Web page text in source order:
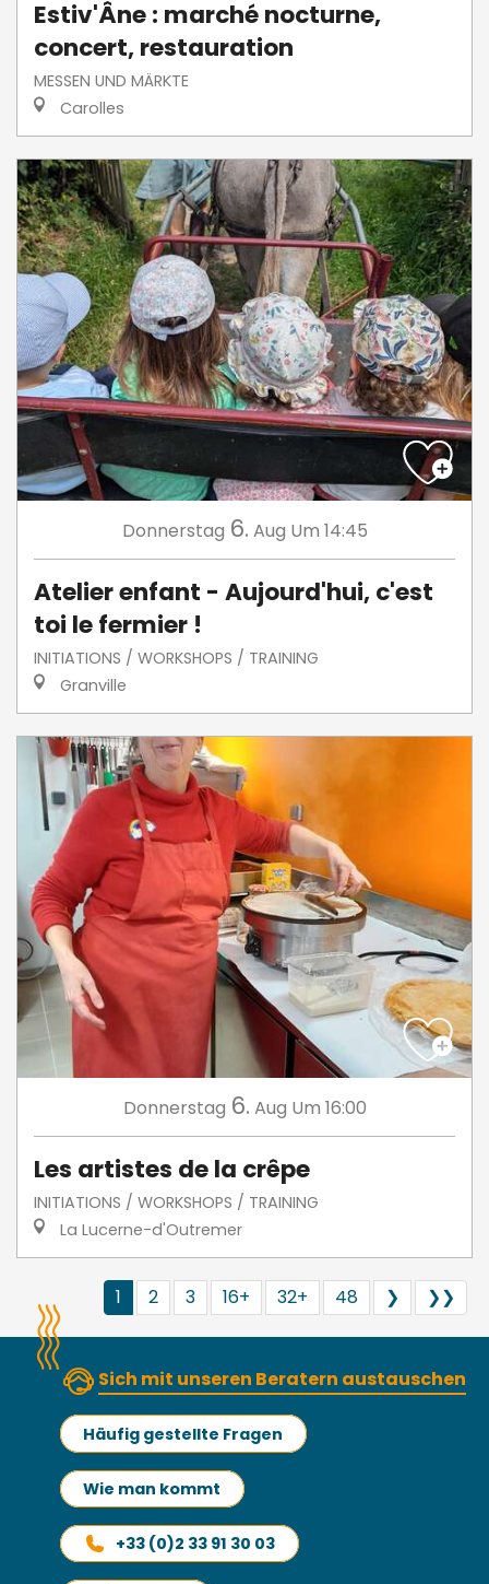
Estiv'Âne : marché nocturne,
concert, restauration
MESSEN UND MÄRKTE
Carolles
Donnerstag 6. Aug Um 14:45
Atelier enfant - Aujourd'hui, c'est
toi le fermier !
INITIATIONS / WORKSHOPS / TRAINING
Granville
Donnerstag 6. Aug Um 16:00
Les artistes de la crêpe
INITIATIONS / WORKSHOPS / TRAINING
La Lucerne-d'Outremer
1 2 3 16+ 32+ 48 ❯ ❯❯
Sich mit unseren Beratern austauschen
Häufig gestellte Fragen
Wie man kommt
+33 (0)2 33 91 30 03